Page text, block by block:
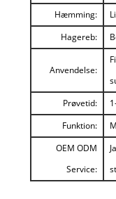
Hæmming:
Hagereb:
Anvendelse:
Prøvetid:
Funktion:
OEM ODM
Service: